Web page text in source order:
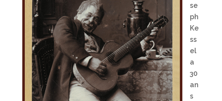
se
ph
Ke
ss
el
a
30
an
s